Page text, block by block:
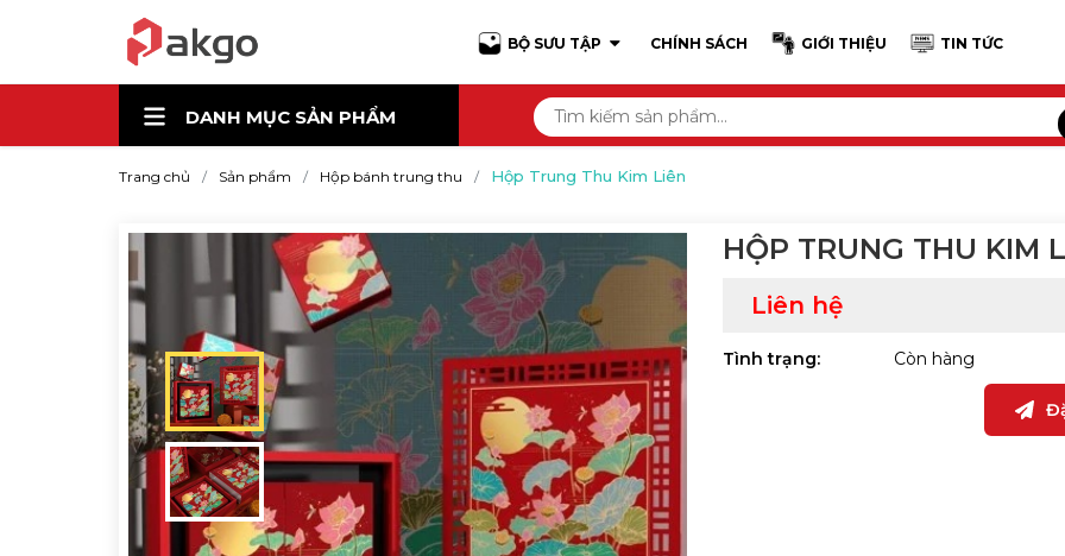
BỘ SƯU TẬP CHÍNH SÁCH GIỚI THIỆU TIN TỨC
DANH MỤC SẢN PHẨM
Trang chủ Sản phẩm Hộp bánh trung thu Hộp Trung Thu Kim Liên
HỘP TRUNG THU KIM
Liên hệ
Tình trạng: Còn hàng